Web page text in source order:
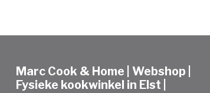
Marc Cook & Home | Webshop |
Fysieke kookwinkel in Elst |